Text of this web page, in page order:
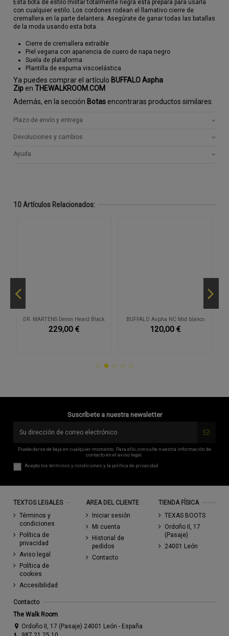
Esta bota de estilo militar totalmente negra está prepara para usarla
con cualquier estilo. Los cordones rodean el llamativo cierre de
cremallera en la parte delantera. Asegúrate de ganar todas las batallas
de la moda usando esta bota.
Cierre de cremallera extraible
Piel vegana con apariencia de cuero de napa negro
Suela de plataforma
Plantilla de espuma viscoelástica
Ya puedes comprar el artículo BUFFALO Aspha
Zip enTHEWALKROOM.COM
Además, en la sección Botas encontraras productos similares.
Plazo de envío y entrega
Devoluciones y cambios
Ayuda
10 Artículos Relacionados:
DR. MARTENS Devon Heard Black
229,00 €
BUFFALO Aspha NC Mid blanco
120,00 €
Suscríbete a nuestra newsletter
Puede darse de baja en cualquier momento. Para ello, consulte nuestra información de
contacto en el aviso legal.
Acepto lostérminos y condiciones y la política de privacidad
TEXTOS LEGALES
Términos y
condiciones
Política de
privacidad
Aviso legal
Política de
cookies
Accesibilidad
AREA DEL CLIENTE
Iniciar sesión
Mi cuenta
Historial de
pedidos
Contacto
TIENDA FÍSICA
TEXAS BOOTS
Ordoño II, 17
(Pasaje)
24001 León
Contacto
The Walk Room
Ordoño II, 17 (Pasaje) 24001 León - España